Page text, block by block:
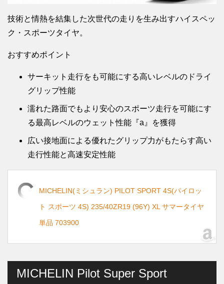
技術と情熱を結集した次世代の走りを生み出すハイスペッ
ク・スポーツタイヤ。
おすすめポイント
サーキット走行をも可能にする高いレベルのドライ
グリップ性能
濡れた路面でもより安心のスポーツ走行を可能にす
る最高レベルのウェット性能『a』を獲得
広い接地面による優れたグリップ力がもたらす高い
走行性能と高速安定性能
MICHELIN(ミシュラン) PILOT SPORT 4S(パイロッ
ト スポーツ 4S) 235/40ZR19 (96Y) XL サマータイヤ
単品 703900
MICHELIN Pilot Super Sport